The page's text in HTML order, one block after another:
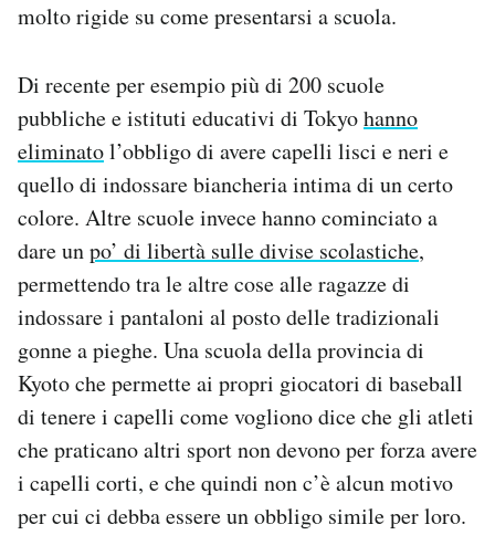
molto rigide su come presentarsi a scuola.
Di recente per esempio più di 200 scuole
pubbliche e istituti educativi di Tokyohanno
eliminatol’obbligo di avere capelli lisci e neri e
quello di indossare biancheria intima di un certo
colore. Altre scuole invece hanno cominciato a
dare unpo’ di libertà sulle divise scolastiche,
permettendo tra le altre cose alle ragazze di
indossare i pantaloni al posto delle tradizionali
gonne a pieghe. Una scuola della provincia di
Kyoto che permette ai propri giocatori di baseball
di tenere i capelli come vogliono dice che gli atleti
che praticano altri sport non devono per forza avere
i capelli corti, e che quindi non c’è alcun motivo
per cui ci debba essere un obbligo simile per loro.